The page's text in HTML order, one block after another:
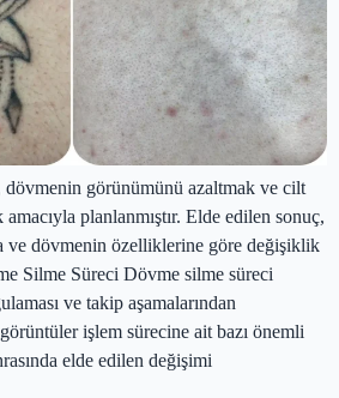
görünümünü azaltmak ve cilt
planlanmıştır. Elde edilen sonuç,
ve dövmenin özelliklerine göre değişiklik
Silme Süreci Dövme silme süreci
ve takip aşamalarından
işlem sürecine ait bazı önemli
elde edilen değişimi